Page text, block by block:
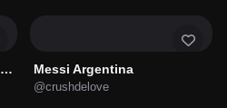
Messi Argentina
@crushdelove